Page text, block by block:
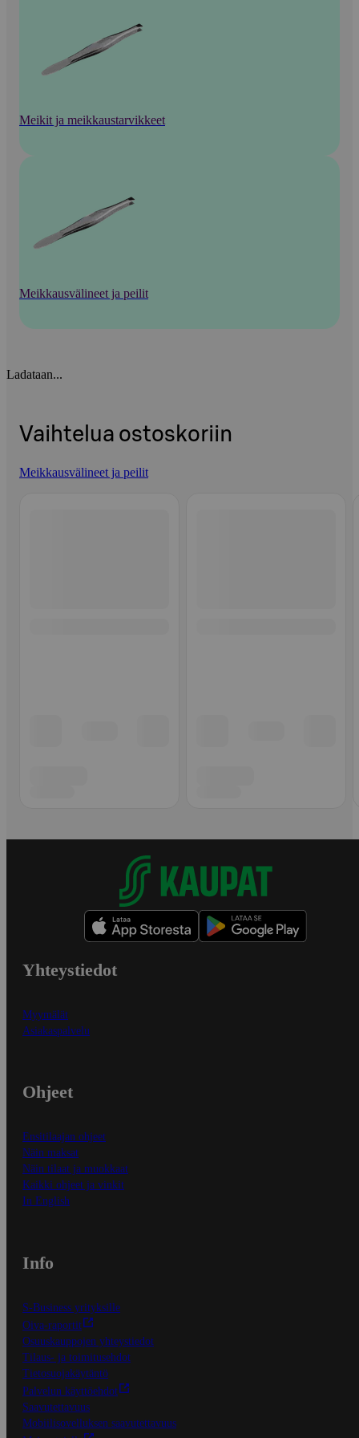
Meikit ja meikkaustarvikkeet
Meikkausvälineet ja peilit
Ladataan...
Vaihtelua ostoskoriin
Meikkausvälineet ja peilit
Yhteystiedot
Myymälät
Asiakaspalvelu
Ohjeet
Ensitilaajan ohjeet
Näin maksat
Näin tilaat ja muokkaat
Kaikki ohjeet ja vinkit
In English
Info
S-Business yrityksille
Oiva-raportit
Osuuskauppojen yhteystiedot
Tilaus- ja toimitusehdot
Tietosuojakäytäntö
Palvelun käyttöehdot
Saavutettavuus
Mobiilisovelluksen saavutettavuus